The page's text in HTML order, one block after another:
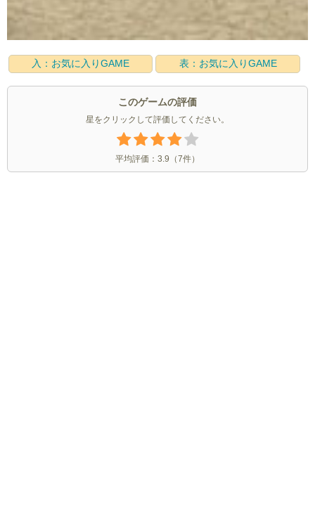
入：お気に入りGAME 表：お気に入りGAME
このゲームの評価
星をクリックして評価してください。
平均評価： 3.9 （7件）